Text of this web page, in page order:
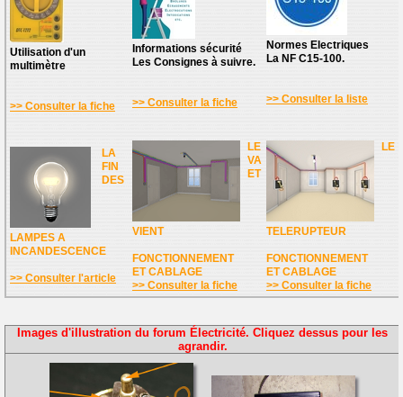
Utilisation d'un
multimètre
>> Consulter la fiche
Informations sécurité
Les Consignes à suivre.
>> Consulter la fiche
Normes Electriques
La NF C15-100.
>> Consulter la liste
LA
FIN
DES
LAMPES A
INCANDESCENCE
>> Consulter l'article
LE
VA
ET
VIENT
FONCTIONNEMENT
ET CABLAGE
>> Consulter la fiche
LE
TELERUPTEUR
FONCTIONNEMENT
ET CABLAGE
>> Consulter la fiche
Images d'illustration du forum Électricité. Cliquez dessus pour les
agrandir.